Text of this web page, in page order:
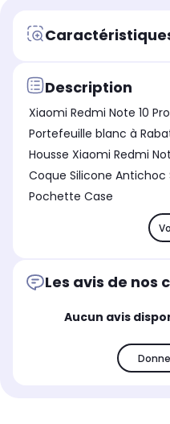
Description
Xiaomi Redmi Note 10
Portefeuille blanc à
Housse Xiaomi Redmi
Coque Silicone Antichoc Smartphone - Accessoires
Pochette Case
Les avis de nos
Aucun avis